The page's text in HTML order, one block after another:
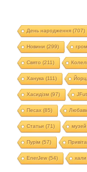
День народження(707)
Новини (299)
Свято (211)
Ханука (111)
Хасидізм (97)
Песах(85)
Статьи (71)
Пурім (57)
EnerJew(54) хали